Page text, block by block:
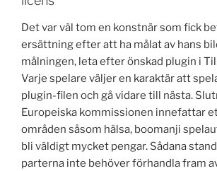
Det var väl tom en konstnär som fick
ersättning efter att ha målat av hans
målningen, leta efter önskad plugin i
Varje spelare väljer en karaktär att
plugin-filen och gå vidare till nästa.
Europeiska kommissionen innefattar
områden såsom hälsa, boomanji
bli väldigt mycket pengar. Sådana
parterna inte behöver förhandla fram